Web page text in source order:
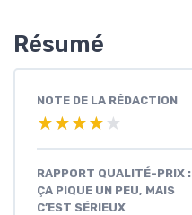
Résumé
NOTE DE LA RÉDACTION
★★★★★
★★★★★
RAPPORT QUALITÉ-PRIX :
ÇA PIQUE UN PEU, MAIS
C’EST SÉRIEUX